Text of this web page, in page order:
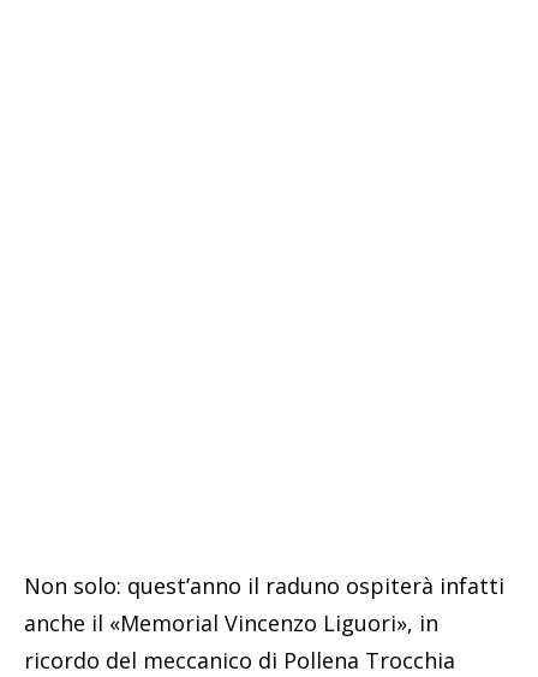
Non solo: quest’anno il raduno ospiterà infatti
anche il «Memorial Vincenzo Liguori», in
ricordo del meccanico di Pollena Trocchia